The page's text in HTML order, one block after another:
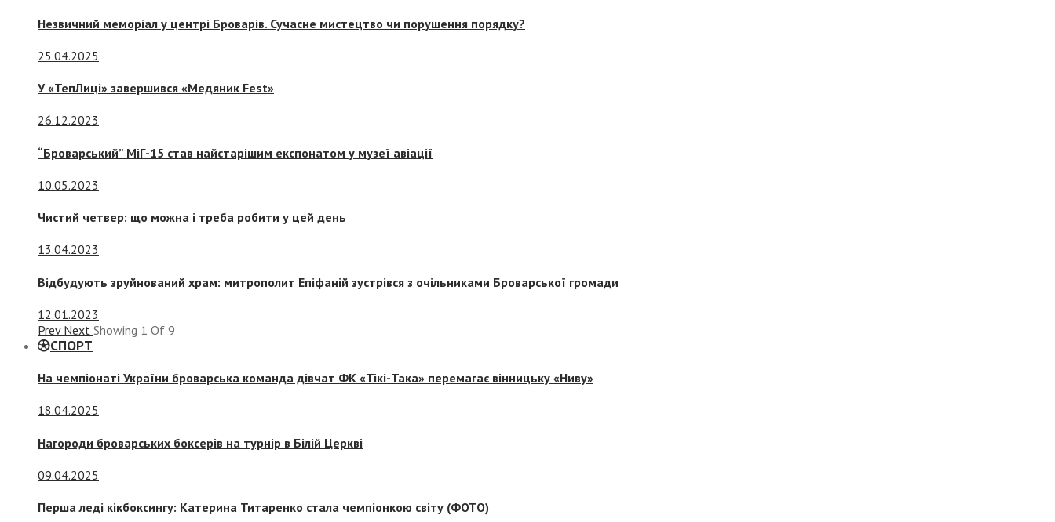
Незвичний меморіал у центрі Броварів. Сучасне мистецтво чи порушення порядку?
25.04.2025
У «ТепЛиці» завершився «Медяник Fest»
26.12.2023
“Броварський” МіГ-15 став найстарішим експонатом у музеї авіації
10.05.2023
Чистий четвер: що можна і треба робити у цей день
13.04.2023
Відбудують зруйнований храм: митрополит Епіфаній зустрівся з очільниками Броварської громади
12.01.2023
Prev Next Showing 1 Of 9
СПОРТ
На чемпіонаті України броварська команда дівчат ФК «Тікі-Така» перемагає вінницьку «Ниву»
18.04.2025
Нагороди броварських боксерів на турнір в Білій Церкві
09.04.2025
Перша леді кікбоксингу: Катерина Титаренко стала чемпіонкою світу (ФОТО)